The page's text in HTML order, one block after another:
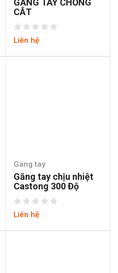
GĂNG TAY CHỐNG
CẮT
Liên hệ
Gang tay
Găng tay chịu nhiệt
Castong 300 Độ
Liên hệ